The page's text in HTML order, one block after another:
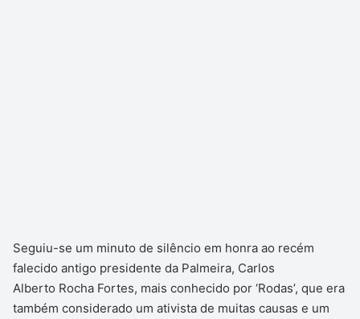
Seguiu-se um minuto de silêncio em honra ao recém
falecido antigo presidente da Palmeira, Carlos
Alberto Rocha Fortes, mais conhecido por ‘Rodas’, que era
também considerado um ativista de muitas causas e um